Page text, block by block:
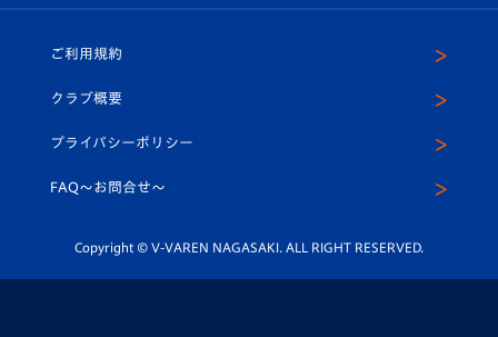
ホームタウン
平和祈念活動
ホームタウン活動
U-18
スクール
ヴィヴィくんインスタグラム
公式LINE＠
ご利用規約
クラブ概要
プライバシーポリシー
FAQ〜お問合せ〜
Copyright © V-VAREN NAGASAKI. ALL RIGHT RESERVED.